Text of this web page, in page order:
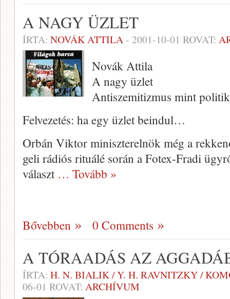
A NAGY ÜZLET
ÍRTA: NOVÁK ATTILA- 2001-10-01 ROVAT:
Novák Attila
A nagy üzlet
Antiszemitizmus mint
Felvezetés: ha egy üzlet beindul…
Orbán Viktor miniszterelnök még a
geli rádiós rituálé során a Fotex-Fradi
vá­laszt … Tovább »
Bővebben 0 Comments
A TÓRAADÁS AZ
ÍRTA: H. N. BIALIK / Y. H. RAVNITZKY /
06-01 ROVAT: ARCHÍVUM